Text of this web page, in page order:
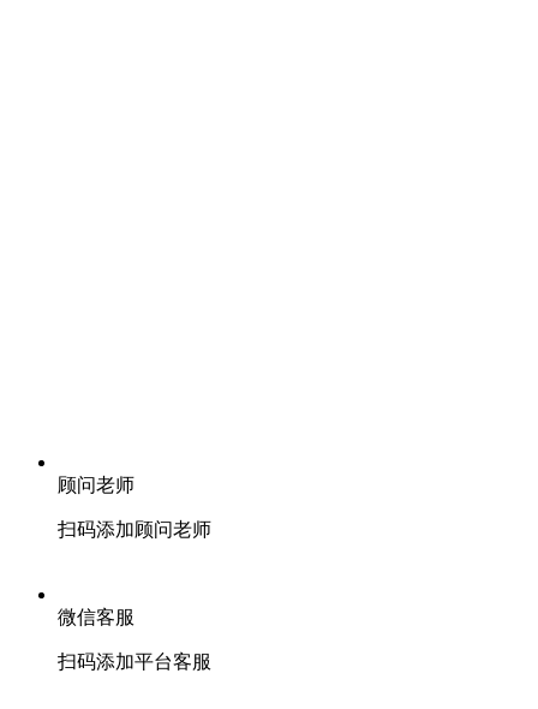
顾问老师
扫码添加顾问老师
微信客服
扫码添加平台客服